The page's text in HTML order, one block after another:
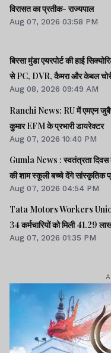
विरासत का प्रतीक- राज्यपाल
Aug 07, 2026 03:58 PM
बिरसा मुंडा एयरपोर्ट की हाई
से PC, DVR, कैमरा और केबल
Aug 08, 2026 09:49 AM
Ranchi News: RU में एमएन
कुमार EFM के प्रभारी डायरेक्टर
Aug 07, 2026 10:40 PM
Gumla News : स्वतंत्रता दिवस
की शाम स्कूली बच्चे देंगे सांस्कृतिक
Aug 07, 2026 04:54 PM
Tata Motors Workers
34 कर्मचारियों को मिली 41.29
Aug 07, 2026 01:35 PM